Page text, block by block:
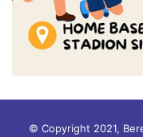
© Copyright 2021,